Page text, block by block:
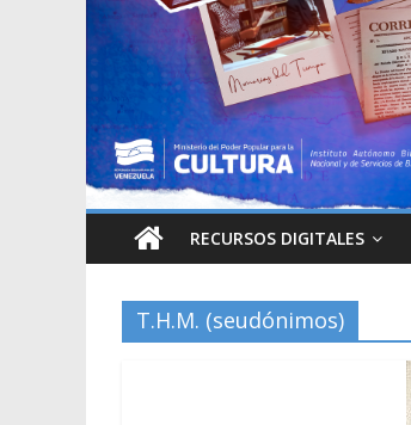
RECURSOS DIGITALES
T.H.M. (seudónimos)